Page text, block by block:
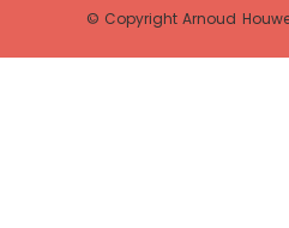
© Copyright Arnoud